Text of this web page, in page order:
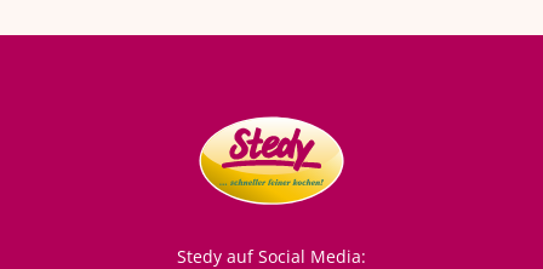
Stedy auf Social Media: